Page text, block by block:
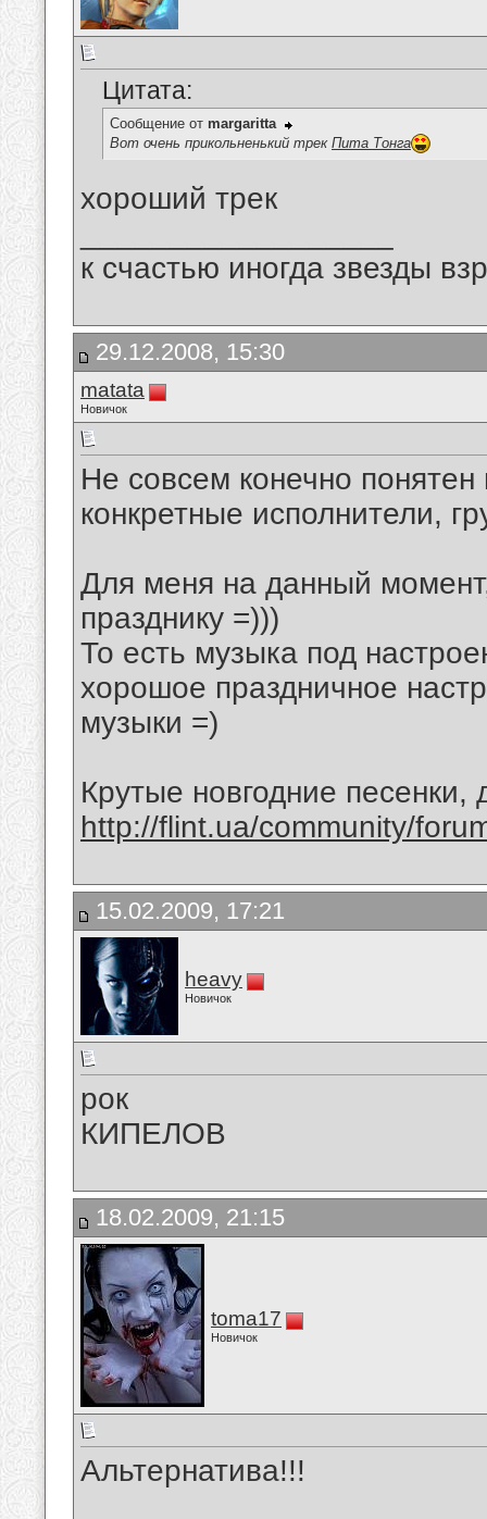
Цитата:
Сообщение от margaritta
Вот очень прикольненький трек Пита Тонга
хороший трек
к счастью иногда звезды
29.12.2008, 15:30
matata
Новичок
Не совсем конечно
конкретные исполнители,
Для меня на данный
празднику =)))
То есть музыка под
хорошое праздничное
музыки =)
Крутые новгодние
http://flint.ua/community/
15.02.2009, 17:21
heavy
Новичок
рок
КИПЕЛОВ
18.02.2009, 21:15
toma17
Новичок
Альтернатива!!!